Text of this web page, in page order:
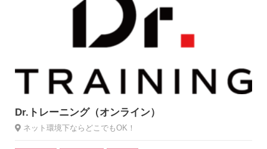
Dr.トレーニング（オンライン）
ネット環境下ならどこでもOK！